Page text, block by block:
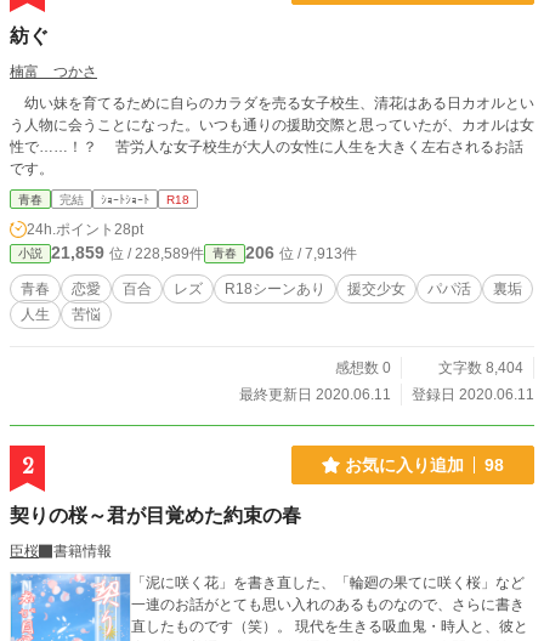
紡ぐ
楠富 つかさ
幼い妹を育てるために自らのカラダを売る女子校生、清花はある日カオルとい
う人物に会うことになった。いつも通りの援助交際と思っていたが、カオルは女
性で……！？ 苦労人な女子校生が大人の女性に人生を大きく左右されるお話
です。
青春 完結 ｼｮｰﾄｼｮｰﾄ R18
24h.ポイント 28pt
小説 21,859 位 / 228,589件 青春 206 位 / 7,913件
青春 恋愛 百合 レズ R18シーンあり 援交少女 パパ活
裏垢
人生
苦悩
感想数 0
文字数 8,404
最終更新日 2020.06.11
登録日 2020.06.11
2 お気に入り追加 98
契りの桜～君が目覚めた約束の春
臣桜
書籍情報
「泥に咲く花」を書き直した、「輪廻の果てに咲く桜」など
一連のお話がとても思い入れのあるものなので、さらに書き
直したものです（笑）。 現代を生きる吸血鬼・時人と、彼と